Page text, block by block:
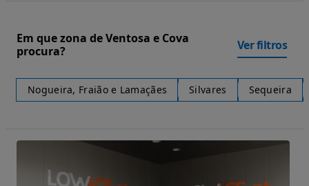
Em que zona de Ventosa e Cova
procura?
Ver filtros
Nogueira, Fraião e Lamaçães Silvares Sequeira